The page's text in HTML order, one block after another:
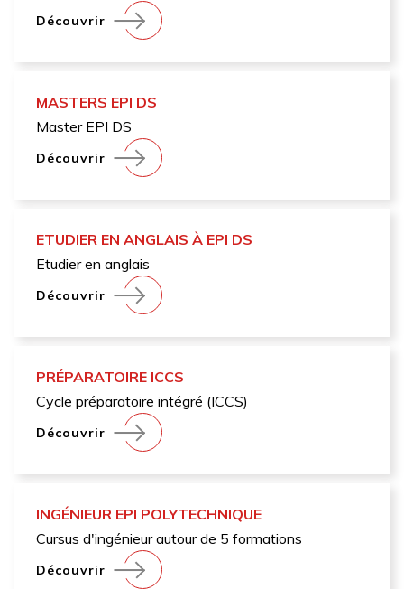
Découvrir
MASTERS EPI DS
Master EPI DS
Découvrir
ETUDIER EN ANGLAIS À EPI DS
Etudier en anglais
Découvrir
PRÉPARATOIRE ICCS
Cycle préparatoire intégré (ICCS)
Découvrir
INGÉNIEUR EPI POLYTECHNIQUE
Cursus d'ingénieur autour de 5 formations
Découvrir